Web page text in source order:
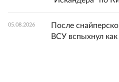
05.08.2026
После
ВСУ вспыхнул